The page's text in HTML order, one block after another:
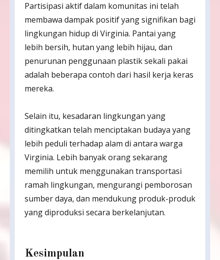
Partisipasi aktif dalam komunitas ini telah
membawa dampak positif yang signifikan bagi
lingkungan hidup di Virginia. Pantai yang
lebih bersih, hutan yang lebih hijau, dan
penurunan penggunaan plastik sekali pakai
adalah beberapa contoh dari hasil kerja keras
mereka.
Selain itu, kesadaran lingkungan yang
ditingkatkan telah menciptakan budaya yang
lebih peduli terhadap alam di antara warga
Virginia. Lebih banyak orang sekarang
memilih untuk menggunakan transportasi
ramah lingkungan, mengurangi pemborosan
sumber daya, dan mendukung produk-produk
yang diproduksi secara berkelanjutan.
Kesimpulan